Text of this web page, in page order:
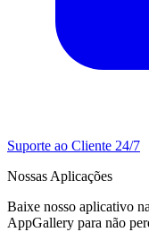
Suporte ao Cliente 24/7
Nossas Aplicações
Baixe nosso aplicativo
AppGallery para não